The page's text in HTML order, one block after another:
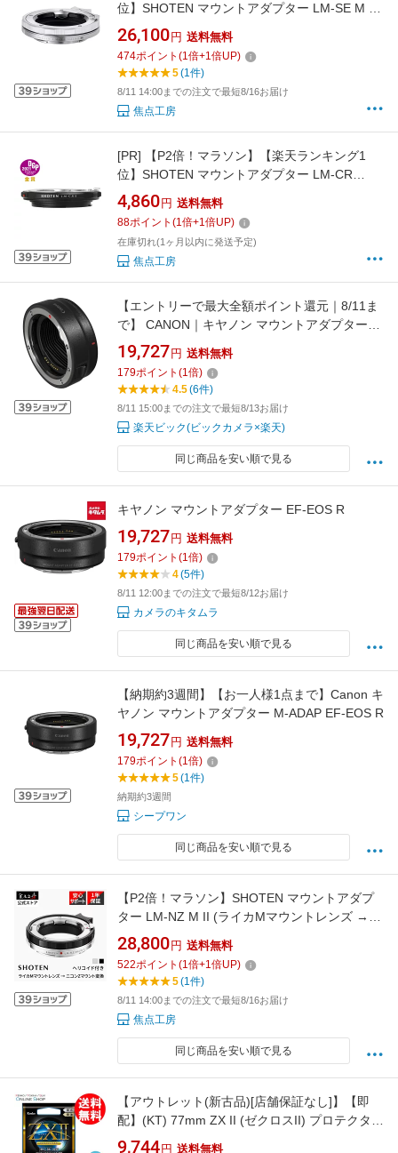
位】SHOTEN マウントアダプター LM-SE M II
(S)（ライカMマウントレンズ → ソニー Eマウ
ント変換） ヘリコイド付きマクロ 接写 繰り出
し量6mm ヘリコイドアダプターシルバー 焦点
26,100 円 送料無料
474ポイント (1倍+1倍UP)
5(1件)
8/11 14:00までの注文で最短8/16お届け
焦点工房
[PR]
【P2倍！マラソン】【楽天ランキング1
位】SHOTEN マウントアダプター LM-CR
II（ライカMマウントレンズ → キヤノン RFマ
ウント変換） 焦点工房
4,860 円 送料無料
88ポイント (1倍+1倍UP)
在庫切れ(1ヶ月以内に発送予定)
焦点工房
【エントリーで最大全額ポイント還元｜8/11ま
で】 CANON｜キヤノン マウントアダプター
EF-EOS R[EFEOSR]
19,727 円 送料無料
179ポイント (1倍)
4.5(6件)
8/11 15:00までの注文で最短8/13お届け
楽天ビック(ビックカメラ×楽天)
同じ商品を安い順で見る
キヤノン マウントアダプター EF-EOS R
19,727 円 送料無料
179ポイント (1倍)
4(5件)
8/11 12:00までの注文で最短8/12お届け
カメラのキタムラ
同じ商品を安い順で見る
【納期約3週間】【お一人様1点まで】Canon キ
ヤノン マウントアダプター M-ADAP EF-EOS R
19,727 円 送料無料
179ポイント (1倍)
5(1件)
納期約3週間
シープワン
同じ商品を安い順で見る
【P2倍！マラソン】SHOTEN マウントアダプ
ター LM-NZ M II (ライカMマウントレンズ →
ニコン Zマウント変換) ヘリコイド付き 国内正
規品 メーカー保証1年 フォーカスレバー付き 接
写 マクロ 接近撮影 オールドレンズ ブラック シ
ルバー 焦点工房 繰り出し量9mm
28,800 円 送料無料
522ポイント (1倍+1倍UP)
5(1件)
8/11 14:00までの注文で最短8/16お届け
焦点工房
同じ商品を安い順で見る
【アウトレット(新古品)[店舗保証なし]】【即
配】(KT) 77mm ZX II (ゼクロスII) プロテクター
ケンコー KENKO 【ネコポス便送料無料】保護
9,744 円 送料無料